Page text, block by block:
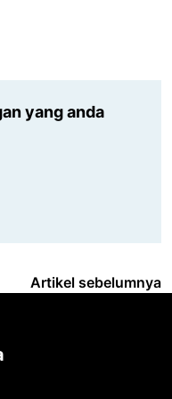
yang anda
Artikel sebelumnya